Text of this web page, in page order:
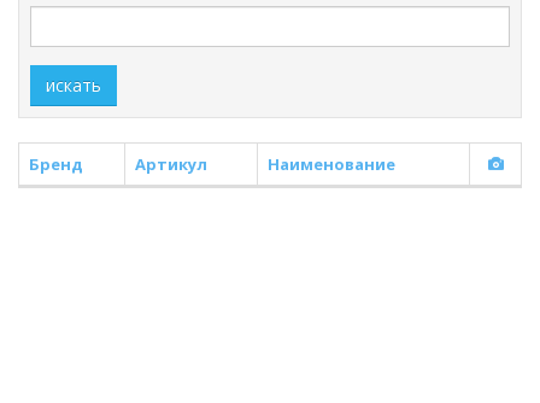
искать
Бренд Артикул Наименование